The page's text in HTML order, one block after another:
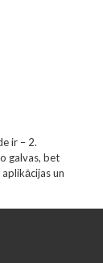
ir – 2.
galvas, bet
un